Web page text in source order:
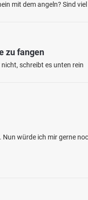
mit dem angeln? Sind
zu fangen
schreibt es unten rein
würde ich mir gerne